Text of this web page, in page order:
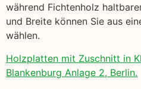
während Fichtenholz
und Breite können Sie aus
wählen.
Holzplatten mit Zuschnitt in
Blankenburg Anlage 2, Berlin.